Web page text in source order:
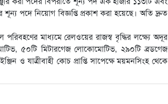
পদে নিয়োগ বিজ্ঞপ্তি প্রকাশ করা হয়েছে। অতি দ্রুত
মাধ্যমে রেলওয়ের রাজস্ব বৃদ্ধির লক্ষ্যে অদূর
৫০টি মিটারগেজ লোকোমোটিভ, ২৯০টি ব্রডগেজ
ও যাত্রীবাহী কোচ প্রাপ্তি সাপেক্ষে ময়মনসিংহ থেকে